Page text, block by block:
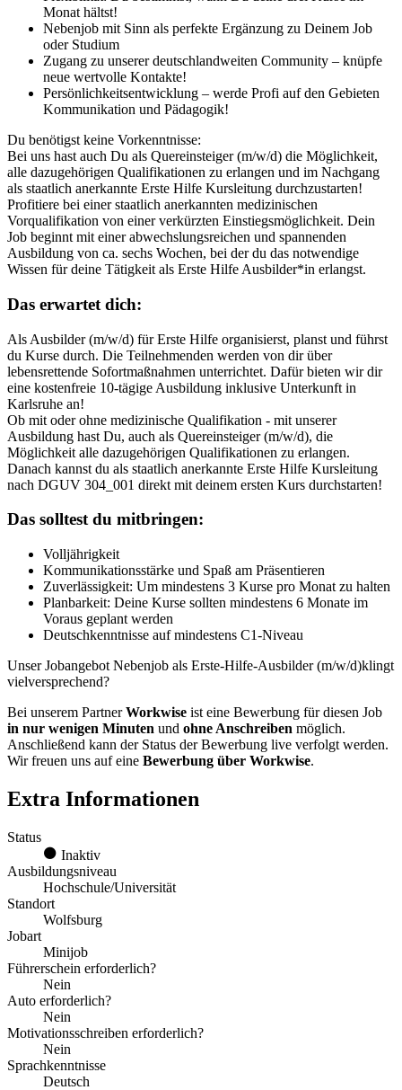
Monat hältst!
Nebenjob mit Sinn als perfekte Ergänzung zu Deinem Job
oder Studium
Zugang zu unserer deutschlandweiten Community – knüpfe
neue wertvolle Kontakte!
Persönlichkeitsentwicklung – werde Profi auf den Gebieten
Kommunikation und Pädagogik!
Du benötigst keine Vorkenntnisse:
Bei uns hast auch Du als Quereinsteiger (m/w/d) die Möglichkeit,
alle dazugehörigen Qualifikationen zu erlangen und im Nachgang
als staatlich anerkannte Erste Hilfe Kursleitung durchzustarten!
Profitiere bei einer staatlich anerkannten medizinischen
Vorqualifikation von einer verkürzten Einstiegsmöglichkeit. Dein
Job beginnt mit einer abwechslungsreichen und spannenden
Ausbildung von ca. sechs Wochen, bei der du das notwendige
Wissen für deine Tätigkeit als Erste Hilfe Ausbilder*in erlangst.
Das erwartet dich:
Als Ausbilder (m/w/d) für Erste Hilfe organisierst, planst und führst
du Kurse durch. Die Teilnehmenden werden von dir über
lebensrettende Sofortmaßnahmen unterrichtet. Dafür bieten wir dir
eine kostenfreie 10-tägige Ausbildung inklusive Unterkunft in
Karlsruhe an!
Ob mit oder ohne medizinische Qualifikation - mit unserer
Ausbildung hast Du, auch als Quereinsteiger (m/w/d), die
Möglichkeit alle dazugehörigen Qualifikationen zu erlangen.
Danach kannst du als staatlich anerkannte Erste Hilfe Kursleitung
nach DGUV 304_001 direkt mit deinem ersten Kurs durchstarten!
Das solltest du mitbringen:
Volljährigkeit
Kommunikationsstärke und Spaß am Präsentieren
Zuverlässigkeit: Um mindestens 3 Kurse pro Monat zu halten
Planbarkeit: Deine Kurse sollten mindestens 6 Monate im
Voraus geplant werden
Deutschkenntnisse auf mindestens C1-Niveau
Unser Jobangebot Nebenjob als Erste-Hilfe-Ausbilder (m/w/d)klingt
vielversprechend?
Bei unserem PartnerWorkwise ist eine Bewerbung für diesen Job
in nur wenigen Minuten und ohne Anschreiben möglich.
Anschließend kann der Status der Bewerbung live verfolgt werden.
Wir freuen uns auf eine Bewerbung über Workwise.
Extra Informationen
Status
Inaktiv
Ausbildungsniveau
Hochschule/Universität
Standort
Wolfsburg
Jobart
Minijob
Führerschein erforderlich?
Nein
Auto erforderlich?
Nein
Motivationsschreiben erforderlich?
Nein
Sprachkenntnisse
Deutsch